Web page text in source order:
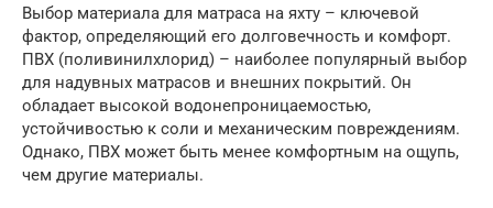
Выбор материала для матраса на яхту – ключевой
фактор, определяющий его долговечность и комфорт.
ПВХ (поливинилхлорид) – наиболее популярный выбор
для надувных матрасов и внешних покрытий. Он
обладает высокой водонепроницаемостью,
устойчивостью к соли и механическим повреждениям.
Однако, ПВХ может быть менее комфортным на ощупь,
чем другие материалы.